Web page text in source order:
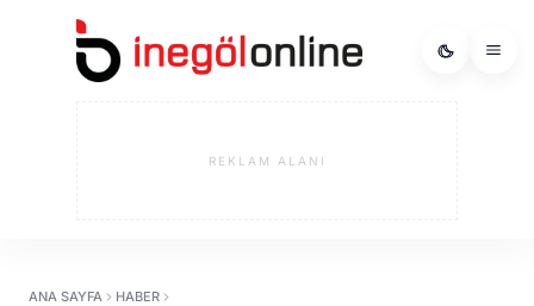
REKLAM ALANI
ANA SAYFA
HABER